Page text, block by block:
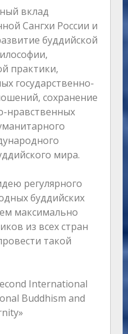
вклад
Сангхи России и
буддийской
практики,
государственно-
сохранение
нравственных
мира.
регулярного
буддийских
максимально
из всех стран
такой
International
Buddhism and